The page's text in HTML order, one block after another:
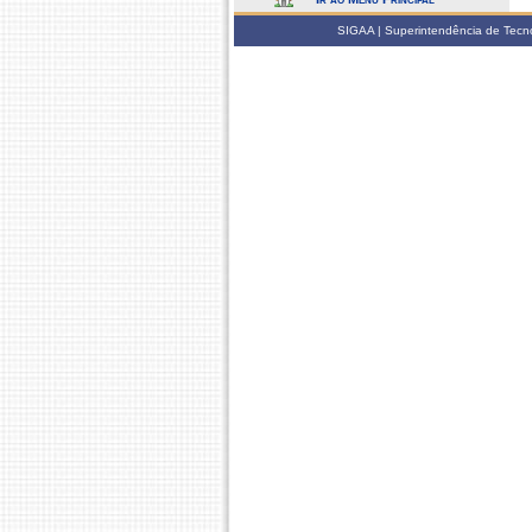
SIGAA | Superintendência de